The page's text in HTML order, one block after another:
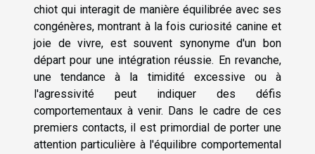
chiot qui interagit de manière équilibrée avec ses
congénères, montrant à la fois curiosité canine et
joie de vivre, est souvent synonyme d'un bon
départ pour une intégration réussie. En revanche,
une tendance à la timidité excessive ou à
l'agressivité peut indiquer des défis
comportementaux à venir. Dans le cadre de ces
premiers contacts, il est primordial de porter une
attention particulière à l'équilibre comportemental